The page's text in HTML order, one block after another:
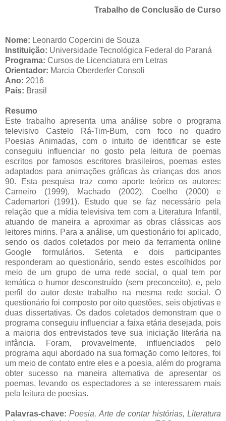
Trabalho de Conclusão de Curso
Nome: Leonardo Copercini de Souza
Instituição: Universidade Tecnológica Federal do Paraná
Programa: Cursos de Licenciatura em Letras
Orientador: Marcia Oberderfer Consoli
Ano: 2016
País: Brasil
Resumo
Este trabalho apresenta uma análise sobre o programa
televisivo Castelo Rá-Tim-Bum, com foco no quadro
Poesias Animadas, com o intuito de identificar se este
conseguiu influenciar no gosto pela leitura de poemas
escritos por famosos escritores brasileiros, poemas estes
adaptados para animações gráficas às crianças dos anos
90. Esta pesquisa traz como aporte teórico os autores:
Carneiro (1999), Machado (2002), Coelho (2000) e
Cademartori (1991). Estudo que se faz necessário pela
relação que a mídia televisiva tem com a Literatura Infantil,
atuando de maneira a aproximar as obras clássicas aos
leitores mirins. Para a análise, um questionário foi aplicado,
sendo os dados coletados por meio da ferramenta online
Google formulários. Setenta e dois participantes
responderam ao questionário, sendo estes escolhidos por
meio de um grupo de uma rede social, o qual tem por
temática o humor desconstruído (sem preconceito), e, pelo
perfil do autor deste trabalho na mesma rede social. O
questionário foi composto por oito questões, seis objetivas e
duas dissertativas. Os dados coletados demonstram que o
programa conseguiu influenciar a faixa etária desejada, pois
a maioria dos entrevistados teve sua iniciação literária na
infância. Foram, provavelmente, influenciados pelo
programa aqui abordado na sua formação como leitores, foi
um meio de contato entre eles e a poesia, além do programa
obter sucesso na maneira alternativa de apresentar os
poemas, levando os espectadores a se interessarem mais
pela leitura de poesias.
Palavras-chave: Poesia, Arte de contar histórias, Literatura